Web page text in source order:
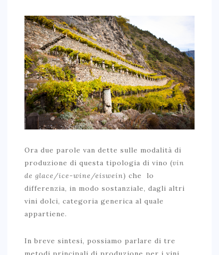
Ora due parole van dette sulle modalità di
produzione di questa tipologia di vino (vin
de glace/ice-wine/eiswein) che lo
differenzia, in modo sostanziale, dagli altri
vini dolci, categoria generica al quale
appartiene.
In breve sintesi, possiamo parlare di tre